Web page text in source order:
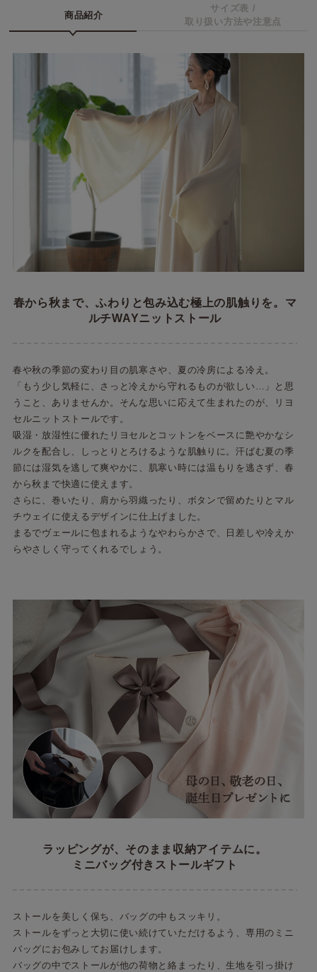
商品紹介
サイズ表 /
取り扱い方法や注意点
春から秋まで、ふわりと包み込む極上の肌触りを。マ
ルチWAYニットストール
春や秋の季節の変わり目の肌寒さや、夏の冷房による冷え。
「もう少し気軽に、さっと冷えから守れるものが欲しい…」と思
うこと、ありませんか。そんな思いに応えて生まれたのが、リヨ
セルニットストールです。
吸湿・放湿性に優れたリヨセルとコットンをベースに艶やかなシ
ルクを配合し、しっとりとろけるような肌触りに。汗ばむ夏の季
節には湿気を逃して爽やかに、肌寒い時には温もりを逃さず、春
から秋まで快適に使えます。
さらに、巻いたり、肩から羽織ったり、ボタンで留めたりとマル
チウェイに使えるデザインに仕上げました。
まるでヴェールに包まれるようなやわらかさで、日差しや冷えか
らやさしく守ってくれるでしょう。
ラッピングが、そのまま収納アイテムに。
ミニバッグ付きストールギフト
ストールを美しく保ち、バッグの中もスッキリ。
ストールをずっと大切に使い続けていただけるよう、専用のミニ
バッグにお包みしてお届けします。
バッグの中でストールが他の荷物と絡まったり、生地を引っ掛け